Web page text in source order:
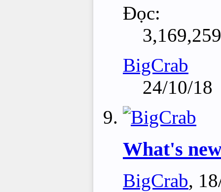
Đọc:
3,169,259
BigCrab
24/10/18
What's
BigCrab,